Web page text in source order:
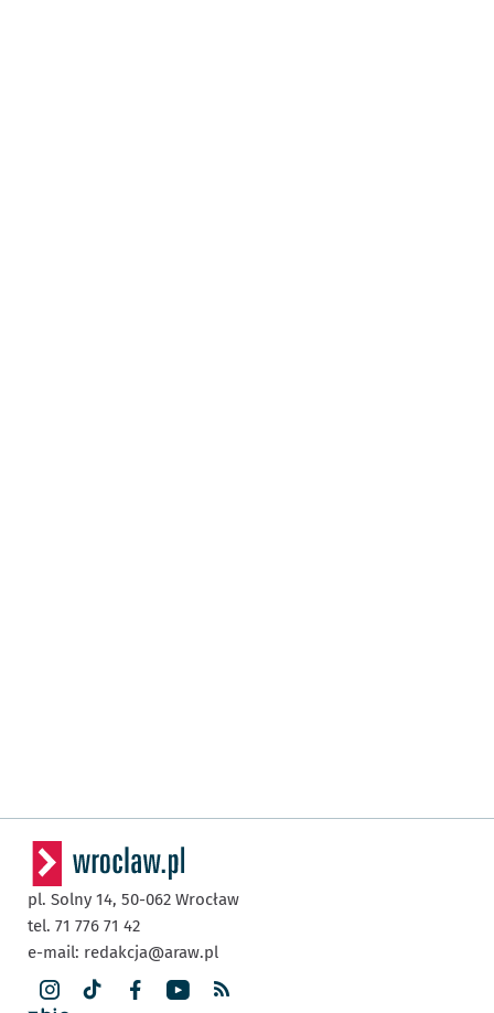
pl. Solny 14, 50-062 Wrocław
tel. 71 776 71 42
e-mail: redakcja@araw.pl